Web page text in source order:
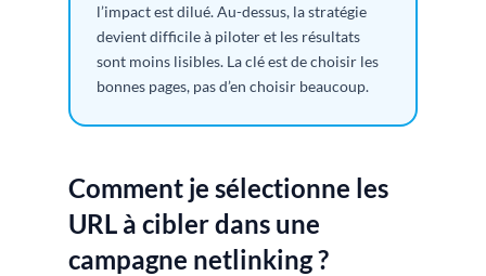
l’impact est dilué. Au-dessus, la stratégie
devient difficile à piloter et les résultats
sont moins lisibles. La clé est de choisir les
bonnes pages, pas d’en choisir beaucoup.
Comment je sélectionne les
URL à cibler dans une
campagne netlinking ?